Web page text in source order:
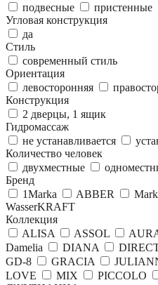
подвесные
пристенные
Угловая конструкция
да
Стиль
современный стиль
Ориентация
левосторонняя
Конструкция
2 дверцы, 1 ящик
Гидромассаж
не устанавливается
Количество человек
двухместные
Бренд
1Marka
ABBER
WasserKRAFT
Коллекция
ALISA
ASSOL
Damelia
DIANA
GD-8
GRACIA
LOVE
MIX PICCOLO